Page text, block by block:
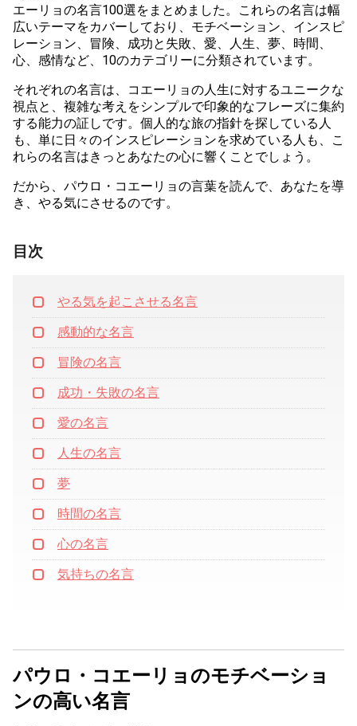
エーリョの名言100選をまとめました。これらの名言は幅
広いテーマをカバーしており、モチベーション、インスピ
レーション、冒険、成功と失敗、愛、人生、夢、時間、
心、感情など、10のカテゴリーに分類されています。
それぞれの名言は、コエーリョの人生に対するユニークな
視点と、複雑な考えをシンプルで印象的なフレーズに集約
する能力の証しです。個人的な旅の指針を探している人
も、単に日々のインスピレーションを求めている人も、こ
れらの名言はきっとあなたの心に響くことでしょう。
だから、パウロ・コエーリョの言葉を読んで、あなたを導
き、やる気にさせるのです。
目次
やる気を起こさせる名言
感動的な名言
冒険の名言
成功・失敗の名言
愛の名言
人生の名言
夢
時間の名言
心の名言
気持ちの名言
パウロ・コエーリョのモチベーショ
ンの高い名言